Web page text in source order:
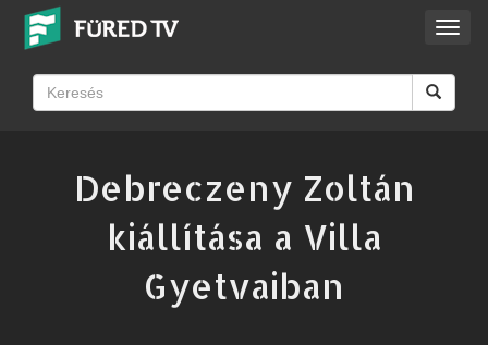
Debreczeny Zoltán
kiállítása a Villa
Gyetvaiban